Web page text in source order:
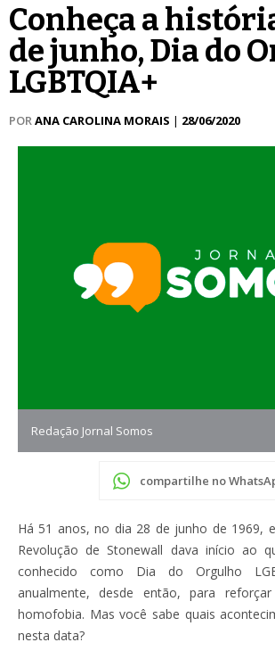
Conheça a
de junho, Dia do
LGBTQIA+
PORANA CAROLINA MORAIS | 28/06/2020
Redação Jornal Somos
compartilhe no
Há 51 anos, no dia 28 de junho de 1969,
Revolução de Stonewall dava início ao
conhecido como Dia do Orgulho
anualmente, desde então, para
homofobia. Mas você sabe quais
nesta data?